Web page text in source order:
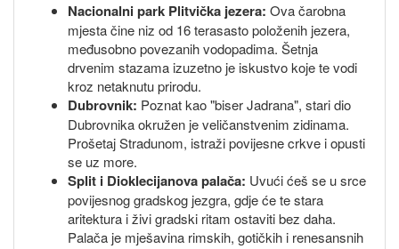
Nacionalni park Plitvička jezera: Ova čarobna
mjesta čine niz od 16 terasasto položenih jezera,
međusobno povezanih vodopadima. Šetnja
drvenim stazama izuzetno je iskustvo koje te vodi
kroz netaknutu prirodu.
Dubrovnik: Poznat kao "biser Jadrana", stari dio
Dubrovnika okružen je veličanstvenim zidinama.
Prošetaj Stradunom, istraži povijesne crkve i opusti
se uz more.
Split i Dioklecijanova palača: Uvući ćeš se u srce
povijesnog gradskog jezgra, gdje će te stara
aritektura i živi gradski ritam ostaviti bez daha.
Palača je mješavina rimskih, gotičkih i renesansnih